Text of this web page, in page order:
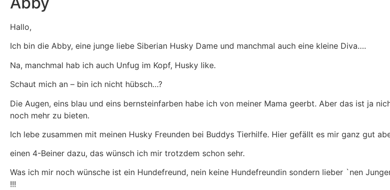
Hallo,
Ich bin die Abby, eine junge liebe Siberian Husky Dame und manchmal auch eine kleine Diva….
Na, manchmal hab ich auch Unfug im Kopf, Husky like.
Schaut mich an – bin ich nicht hübsch…?
Die Augen, eins blau und eins bernsteinfarben habe ich von meiner Mama geerbt. Aber das ist ja
noch mehr zu bieten.
Ich lebe zusammen mit meinen Husky Freunden bei Buddys Tierhilfe. Hier gefällt es mir ganz gut
einen 4-Beiner dazu, das wünsch ich mir trotzdem schon sehr.
Was ich mir noch wünsche ist ein Hundefreund, nein keine Hundefreundin sondern lieber `nen
!!!